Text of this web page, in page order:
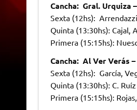
Cancha: Gral. Urquiza
Sexta (12hs):
Quinta (13:30hs): Cajal,
Primera (15:15hs):
Cancha: Al Ver Verás
Sexta (12hs): García,
Quinta (13:30hs): C.
Primera (15:15hs):